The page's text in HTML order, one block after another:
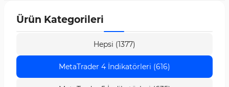
Ürün Kategorileri
Hepsi (1377)
MetaTrader 4 İndikatörleri (616)